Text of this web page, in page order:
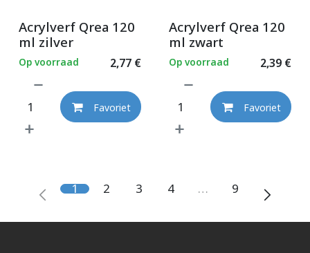
Acrylverf Qrea 120
ml zilver
2,77€
Op voorraad
Favoriet
Acrylverf Qrea 120
ml zwart
2,39€
Op voorraad
Favoriet
1 2 3 4 … 9